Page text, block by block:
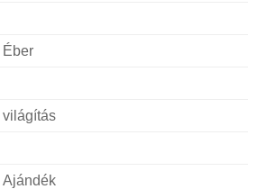
Éber
világítás
Ajándék